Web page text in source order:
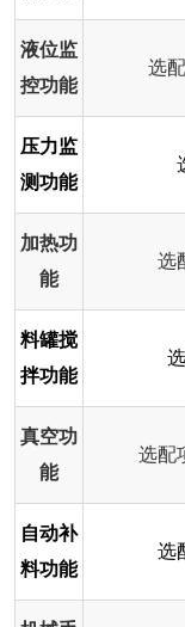
液位监
控功能
选
压力监
测功能
加热功
能
选
料罐搅
拌功能
真空功
能
选配
自动补
料功能
选